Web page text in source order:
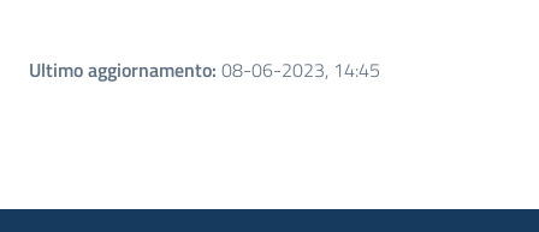
Ultimo aggiornamento: 08-06-2023, 14:45